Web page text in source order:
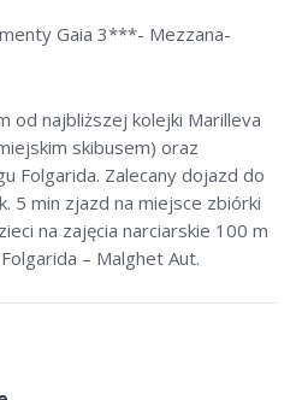
Gaia 3***- Mezzana-
od najbliższej kolejki Marilleva
skibusem) oraz
Folgarida. Zalecany dojazd do
5 min zjazd na miejsce zbiórki
na zajęcia narciarskie 100 m
– Malghet Aut.